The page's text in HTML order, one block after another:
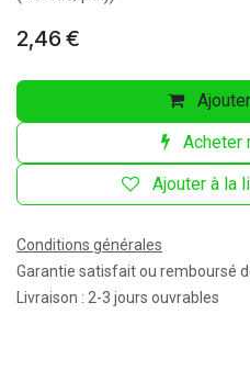
2,46 €
Acheter
Ajouter à la
Conditions générales
Garantie satisfait ou remboursé
Livraison : 2-3 jours ouvrables